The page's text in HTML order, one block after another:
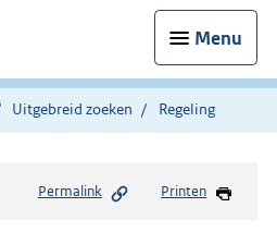
Menu
Uitgebreid zoeken Regeling
Permalink Printen